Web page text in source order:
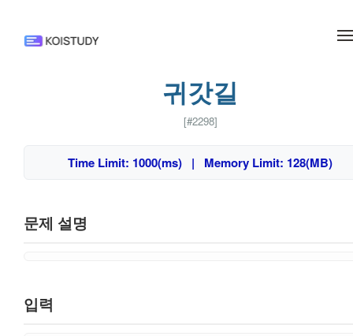
귀갓길
[#2298]
Time Limit: 1000(ms) | Memory Limit: 128(MB)
문제 설명
입력